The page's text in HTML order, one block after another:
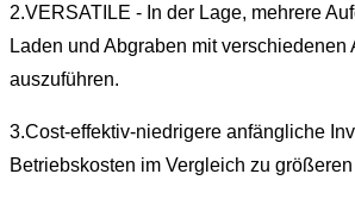
2.VERSATILE - In der Lage, mehrere
Laden und Abgraben mit verschiedenen
auszuführen.
3.Cost-effektiv-niedrigere anfängliche
Betriebskosten im Vergleich zu